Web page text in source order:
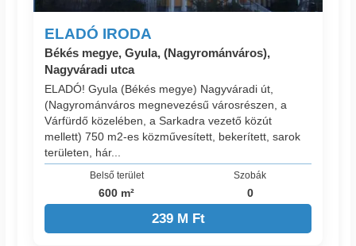
ELADÓ IRODA
Békés megye, Gyula, (Nagyrománváros),
Nagyváradi utca
ELADÓ! Gyula (Békés megye) Nagyváradi út,
(Nagyrománváros megnevezésű városrészen, a
Várfürdő közelében, a Sarkadra vezető közút
mellett) 750 m2-es közművesített, bekerített, sarok
területen, hár...
Belső terület
600 m²
Szobák
0
239 M Ft